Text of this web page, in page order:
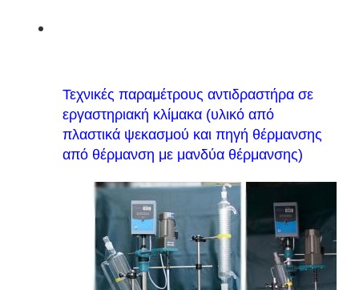
Τεχνικές παραμέτρους αντιδραστήρα σε
εργαστηριακή κλίμακα (υλικό από
πλαστικά ψεκασμού και πηγή θέρμανσης
από θέρμανση με μανδύα θέρμανσης)